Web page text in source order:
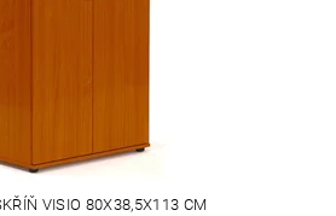
VISIO 80X38,5X113 CM